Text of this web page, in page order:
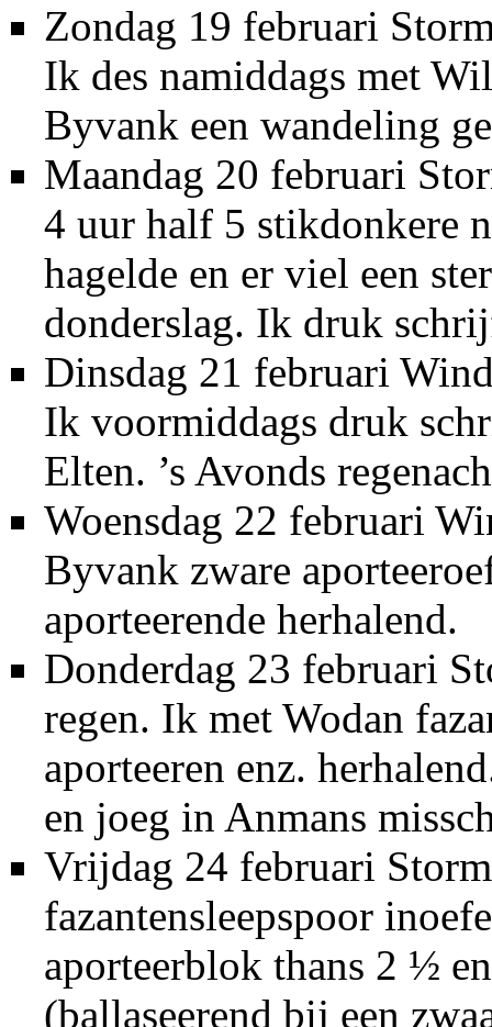
Zondag 19 februari
Ik des namiddags met
Byvank een wandeling
Maandag 20 februari
4 uur half 5 stikdonkere
hagelde en er viel een
donderslag. Ik druk
Dinsdag 21 februari
Ik voormiddags druk
Elten. ’s Avonds
Woensdag 22 februari
Byvank zware
aporteerende herhalend.
Donderdag 23 februari
regen. Ik met Wodan
aporteeren enz.
en joeg in Anmans
Vrijdag 24 februari
fazantensleepspoor
aporteerblok thans 2 ½
(ballaseerend bij een